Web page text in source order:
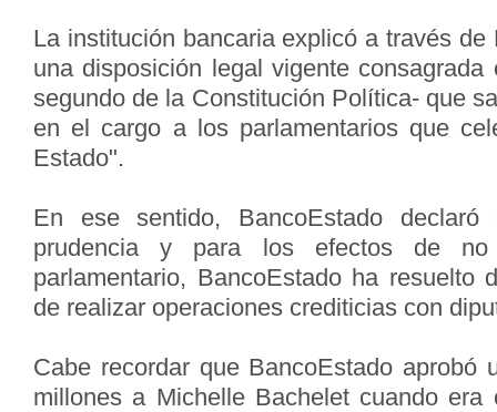
La institución bancaria explicó a través
una disposición legal vigente
segundo de la Constitución Política- que
en el cargo a los parlamentarios que
Estado".
En ese sentido, BancoEstado
prudencia y para los efectos de no
parlamentario, BancoEstado ha resuelto
de realizar operaciones crediticias con
Cabe recordar que BancoEstado aprobó
millones a Michelle Bachelet cuando era